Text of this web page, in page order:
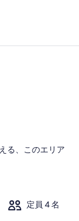
る、このエリア
定員 4 名